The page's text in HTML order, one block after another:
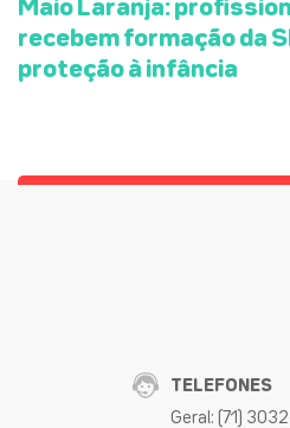
Maio Laranja:
recebem formação da
proteção à infância
TELEFONES
Geral: (71)